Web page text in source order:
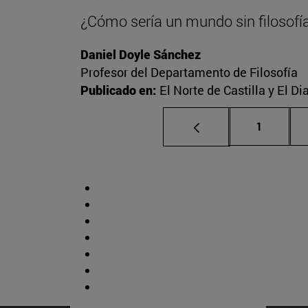
¿Cómo sería un mundo sin
Daniel Doyle Sánchez
Profesor del Departamento de Filosofía
Publicado en: El Norte de Castilla y El
Página
1